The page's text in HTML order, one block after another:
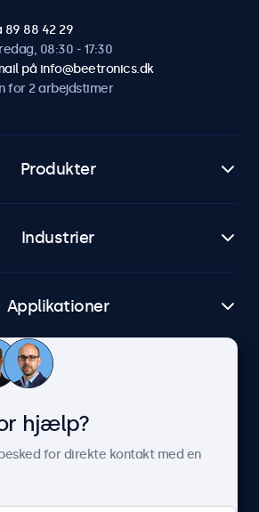
89 88 42 29
08:30 - 17:30
på info@beetronics.dk
for 2 arbejdstimer
Produkter
Industrier
Applikationer
Kundeservice
hjælp?
for direkte kontakt med en